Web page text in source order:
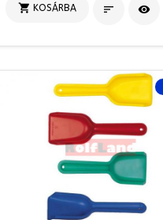
 KOSÁRBA  